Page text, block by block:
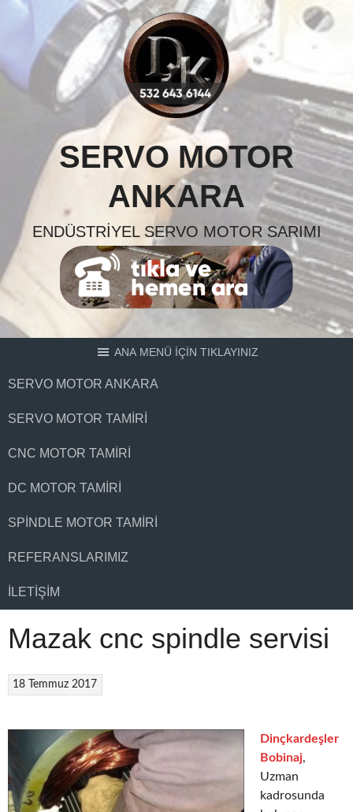
Skip
content
SERVO MOTOR
ANKARA
ENDÜSTRIYEL SERVO MOTOR SARIMI
ANA MENÜ İÇİN TIKLAYINIZ
SERVO MOTOR ANKARA
SERVO MOTOR TAMIRI
CNC MOTOR TAMIRI
DC MOTOR TAMIRI
SPINDLE MOTOR TAMIRI
REFERANSLARIMIZ
İLETIŞIM
Mazak cnc spindle servisi
18 Temmuz 2017
Dinçkardeşler
Bobinaj,
Uzman
kadrosunda